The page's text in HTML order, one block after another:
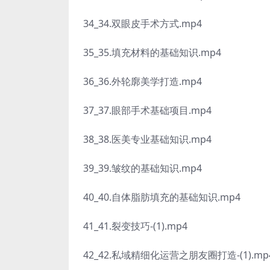
34_34.双眼皮手术方式.mp4
35_35.填充材料的基础知识.mp4
36_36.外轮廓美学打造.mp4
37_37.眼部手术基础项目.mp4
38_38.医美专业基础知识.mp4
39_39.皱纹的基础知识.mp4
40_40.自体脂肪填充的基础知识.mp4
41_41.裂变技巧-(1).mp4
42_42.私域精细化运营之朋友圈打造-